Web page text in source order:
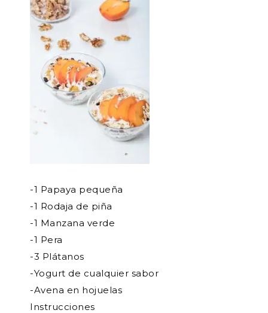
-1 Papaya pequeña
-1 Rodaja de piña
-1 Manzana verde
-1 Pera
-3 Plátanos
-Yogurt de cualquier sabor
-Avena en hojuelas
Instrucciones